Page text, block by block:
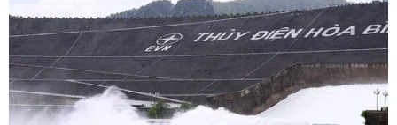
Vì sao Việt Nam được lựa chọn là nơi tổ